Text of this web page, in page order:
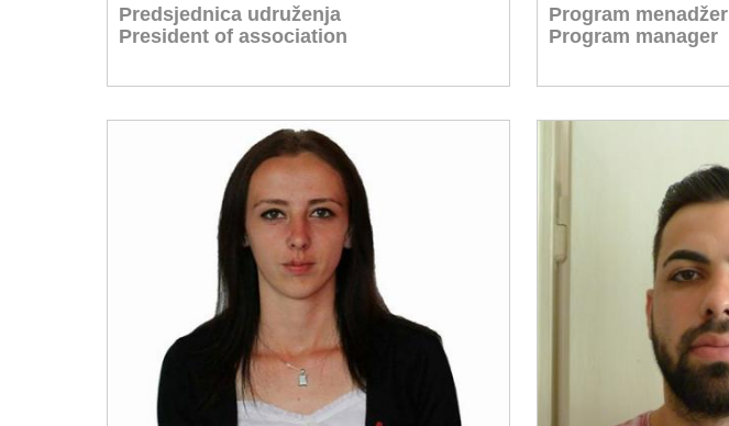
Predsjednica udruženja
President of association
Program menadžer
Program manager